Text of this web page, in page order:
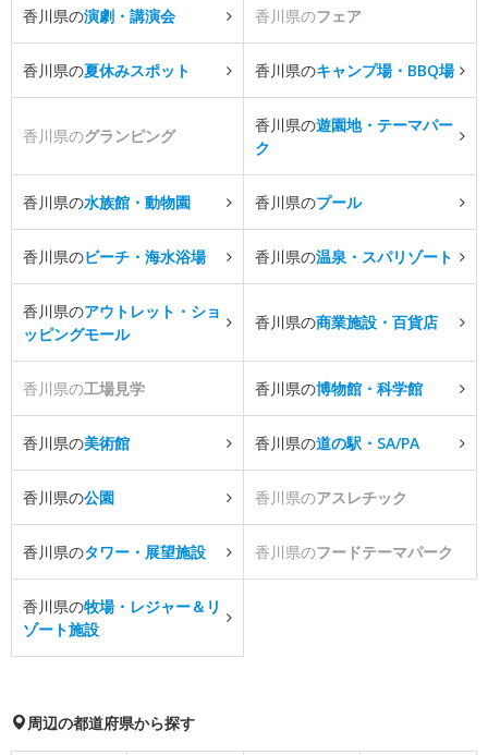
香川県の演劇・講演会 香川県のフェア
香川県の夏休みスポット 香川県のキャンプ場・BBQ場
香川県のグランピング
香川県の遊園地・テーマパー
ク
香川県の水族館・動物園 香川県のプール
香川県のビーチ・海水浴場 香川県の温泉・スパリゾート
香川県のアウトレット・ショ
ッピングモール
香川県の商業施設・百貨店
香川県の工場見学 香川県の博物館・科学館
香川県の美術館 香川県の道の駅・SA/PA
香川県の公園 香川県のアスレチック
香川県のタワー・展望施設 香川県のフードテーマパーク
香川県の牧場・レジャー＆リ
ゾート施設
周辺の都道府県から探す